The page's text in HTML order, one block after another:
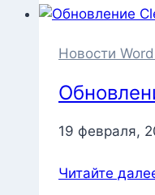
Новости
19 февраля,
Читайте